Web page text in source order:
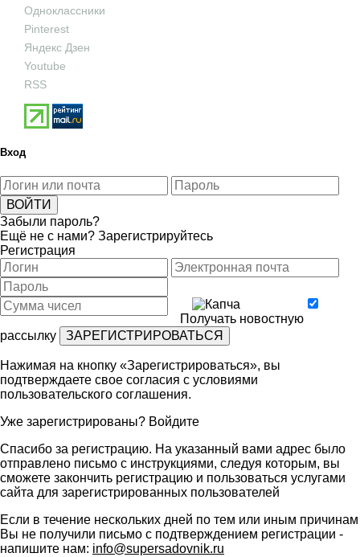
Одноклассники
Pinterest
Яндекс Дзен
Youtube
RSS
Вход
Забыли пароль?
Ещё не с нами? Зарегистрируйтесь
Регистрация
Получать новостную
рассылку
Нажимая на кнопку «Зарегистрироваться», вы
подтверждаете свое согласия с условиями
пользовательского соглашения.
Уже зарегистрированы? Войдите
Спасибо за регистрацию. На указанный вами адрес было
отправлено письмо с инструкциями, следуя которым, вы
сможете закончить регистрацию и пользоваться услугами
сайта для зарегистрированных пользователей
Если в течение нескольких дней по тем или иным причинам
Вы не получили письмо с подтверждением регистрации -
напишите нам: info@supersadovnik.ru